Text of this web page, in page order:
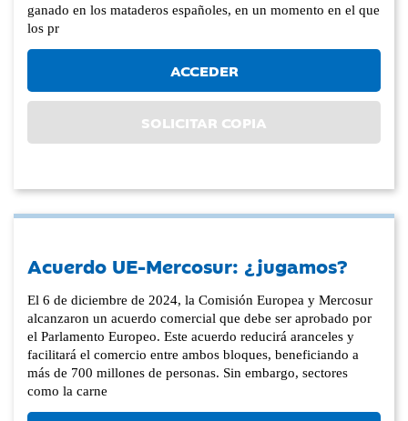
ganado en los mataderos españoles, en un momento en el que
los pr
ACCEDER
SOLICITAR COPIA
Acuerdo UE-Mercosur: ¿jugamos?
El 6 de diciembre de 2024, la Comisión Europea y Mercosur
alcanzaron un acuerdo comercial que debe ser aprobado por
el Parlamento Europeo. Este acuerdo reducirá aranceles y
facilitará el comercio entre ambos bloques, beneficiando a
más de 700 millones de personas. Sin embargo, sectores
como la carne